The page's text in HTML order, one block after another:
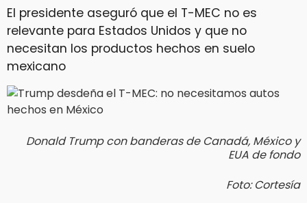
El presidente aseguró que el T-MEC no es
relevante para Estados Unidos y que no
necesitan los productos hechos en suelo
mexicano
Donald Trump con banderas de Canadá, México y
EUA de fondo
Foto: Cortesía